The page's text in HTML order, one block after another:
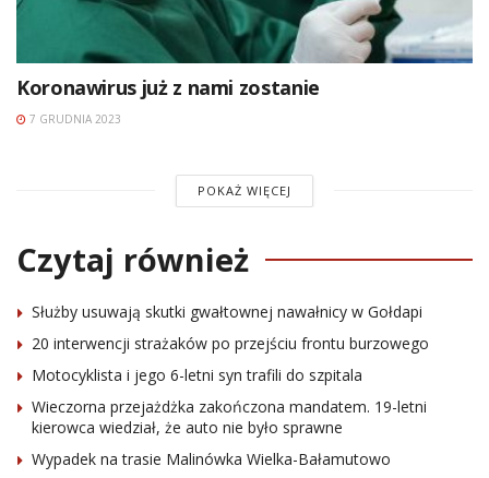
Koronawirus już z nami zostanie
7 GRUDNIA 2023
POKAŻ WIĘCEJ
Czytaj również
Służby usuwają skutki gwałtownej nawałnicy w Gołdapi
20 interwencji strażaków po przejściu frontu burzowego
Motocyklista i jego 6-letni syn trafili do szpitala
Wieczorna przejażdżka zakończona mandatem. 19-letni
kierowca wiedział, że auto nie było sprawne
Wypadek na trasie Malinówka Wielka-Bałamutowo